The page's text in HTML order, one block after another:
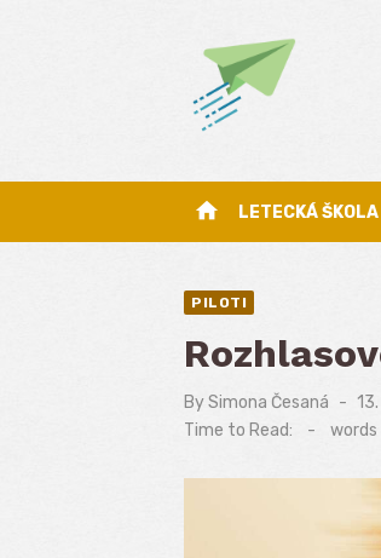
home LETECKÁ ŠKOLA
PILOTI
BySimona Česaná
on
Time to Read:
- words